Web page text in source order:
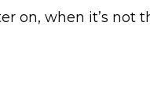
on, when it’s not